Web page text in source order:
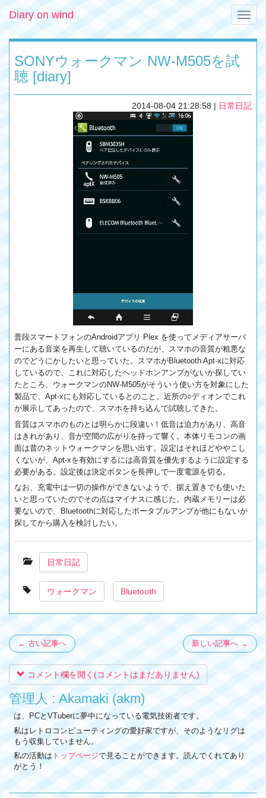
Toggle
Diary on wind
SONYウォークマン NW-M505を試
聴 [diary]
2014-08-04 21:28:58 | 日常日記
普段スマートフォンのAndroidアプリ Plex を使ってメディアサーバ
ーにある音楽を再生して聴いているのだが、スマホの音質が粗悪な
のでどうにかしたいと思っていた。スマホがBluetooth Apt-xに対応
しているので、これに対応したヘッドホンアンプがないか探してい
たところ、ウォークマンのNW-M505がそういう使い方を対象にした
製品で、Apt-xにも対応しているとのこと。近所の○ディオンでこれ
が展示してあったので、スマホを持ち込んで試聴してきた。
音質はスマホのものとは明らかに段違い！低音は迫力があり、高音
はきれがあり、音が空間の広がりを持って響く。本体リモコンの画
面は昔のネットウォークマンを思い出す。設定はそれほどややこし
くないが、Apt-xを有効にするには高音質を優先するように設定する
必要がある。設定後は決定ボタンを長押しで一度電源を切る。
なお、充電中は一切の操作ができないようで、据え置きでも使いた
いと思っていたのでその点はマイナスに感じた。内蔵メモリーは必
要ないので、Bluetoothに対応したポータブルアンプが他にもないか
探してから購入を検討したい。
日常日記
ウォークマン Bluetooth
← 古い記事へ 新しい記事へ →
コメント欄を開く(コメントはまだありません)
管理人 : Akamaki (akm)
は、PCとVTuberに夢中になっている電気技術者です。
私はレトロコンピューティングの愛好家ですが、そのようなリグは
もう収集していません。
私の活動は トップページで見ることができます。読んでくれてあり
がとう！